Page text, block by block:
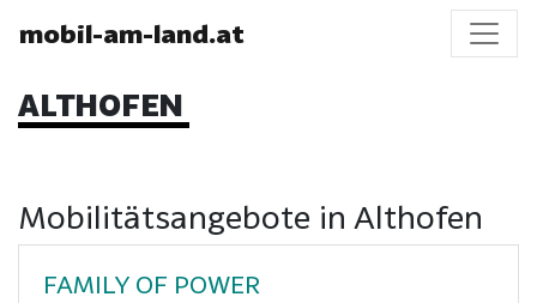
mobil-am-land.at
ALTHOFEN
Mobilitätsangebote in Althofen
FAMILY OF POWER